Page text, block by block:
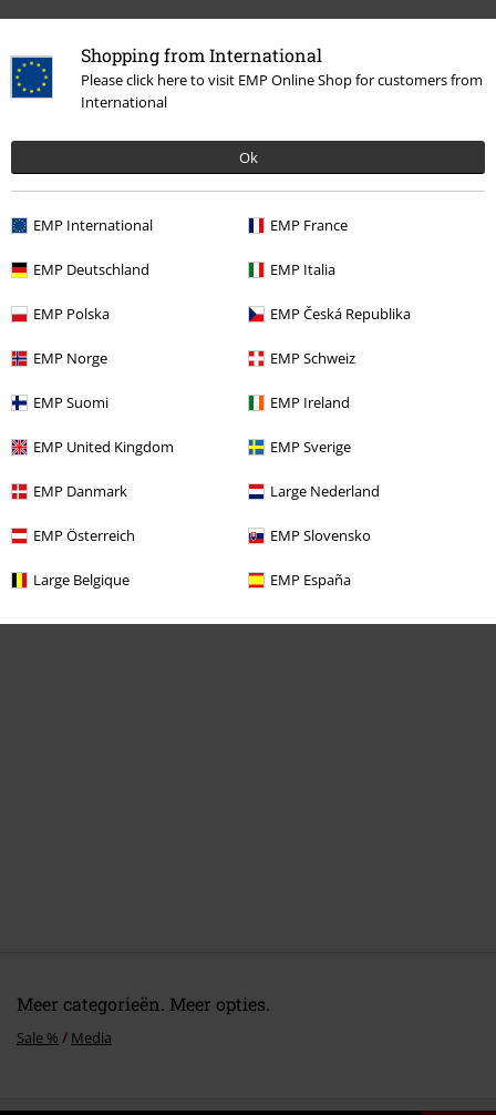
Shopping from International
Please click here to visit EMP Online Shop for customers from
International
Ok
EMP International EMP France
EMP Deutschland EMP Italia
EMP Polska EMP Česká Republika
EMP Norge EMP Schweiz
EMP Suomi EMP Ireland
EMP United Kingdom EMP Sverige
EMP Danmark Large Nederland
EMP Österreich EMP Slovensko
Large Belgique EMP España
Meer categorieën. Meer opties.
Sale % Media